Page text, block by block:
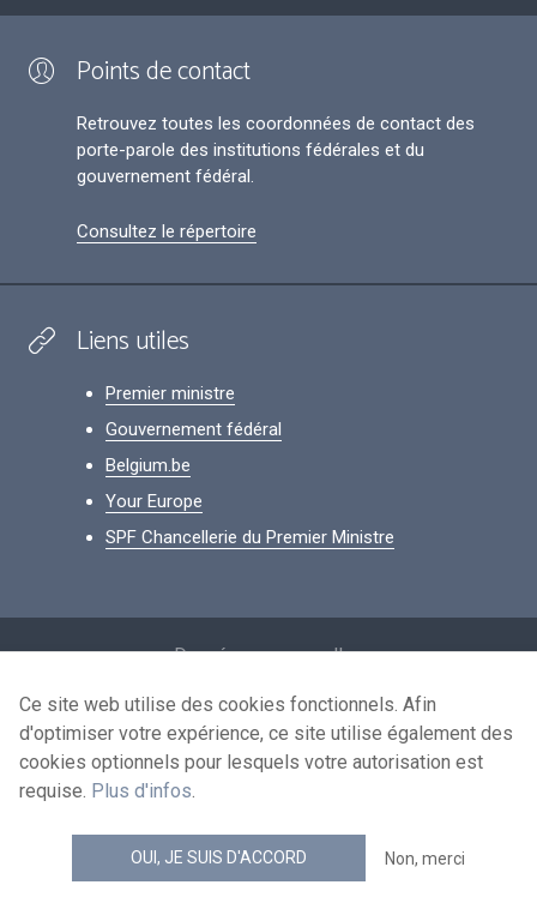
Points de contact
Retrouvez toutes les coordonnées de contact des
porte-parole des institutions fédérales et du
gouvernement fédéral.
Consultez le répertoire
Liens utiles
Premier ministre
Gouvernement fédéral
Belgium.be
Your Europe
SPF Chancellerie du Premier Ministre
Données personnelles
Conditions de réutilisation
Contactez-nous
news.belgium flux RSS
© 2026 - news.belgium.be
Ce site web utilise des cookies fonctionnels. Afin
d'optimiser votre expérience, ce site utilise également des
cookies optionnels pour lesquels votre autorisation est
requise. Plus d'infos.
OUI, JE SUIS D'ACCORD Non, merci